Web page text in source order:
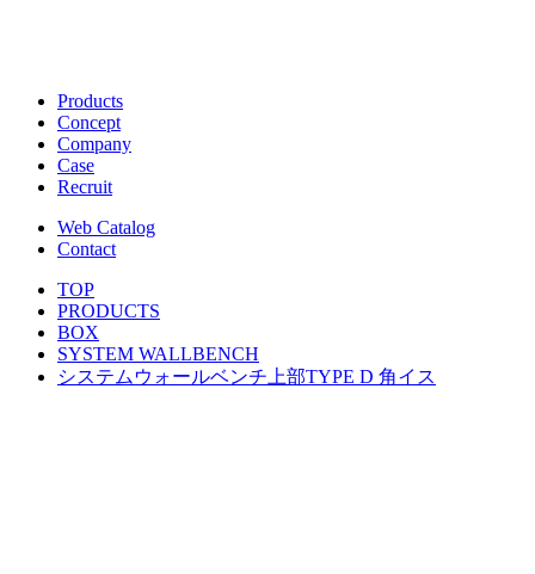
Products
Concept
Company
Case
Recruit
Web Catalog
Contact
TOP
PRODUCTS
BOX
SYSTEM WALLBENCH
システムウォールベンチ上部TYPE D 角イス